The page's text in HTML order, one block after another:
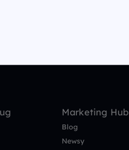
Marketing Hub
Blog
Newsy